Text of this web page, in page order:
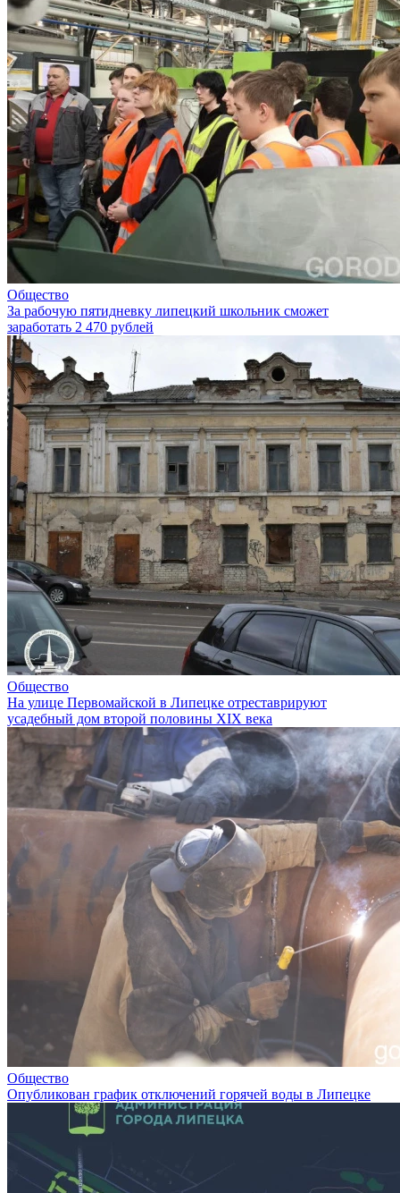
Общество
За рабочую пятидневку липецкий школьник сможет
заработать 2 470 рублей
Общество
На улице Первомайской в Липецке отреставрируют
усадебный дом второй половины XIX века
Общество
Опубликован график отключений горячей воды в Липецке